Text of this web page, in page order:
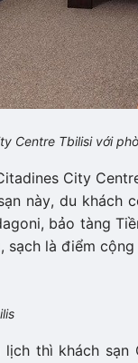
Centre Tbilisi với
City
này, du
bảo tàng
là điểm
thì khách